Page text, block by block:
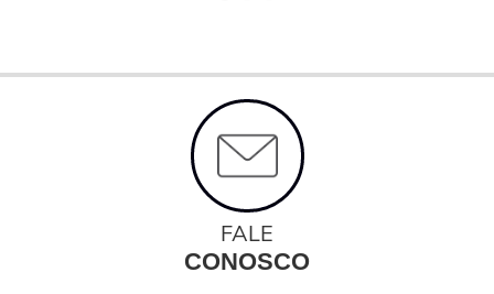
FALE
CONOSCO